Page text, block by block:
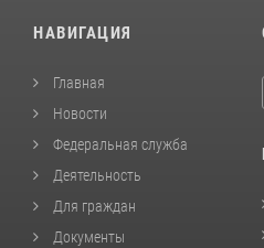
НАВИГАЦИЯ
Главная
Новости
Федеральная служба
Деятельность
Для граждан
Документы